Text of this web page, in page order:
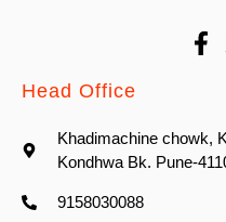
Head Office
Khadimachine chowk,
Kondhwa Bk. Pune-
9158030088